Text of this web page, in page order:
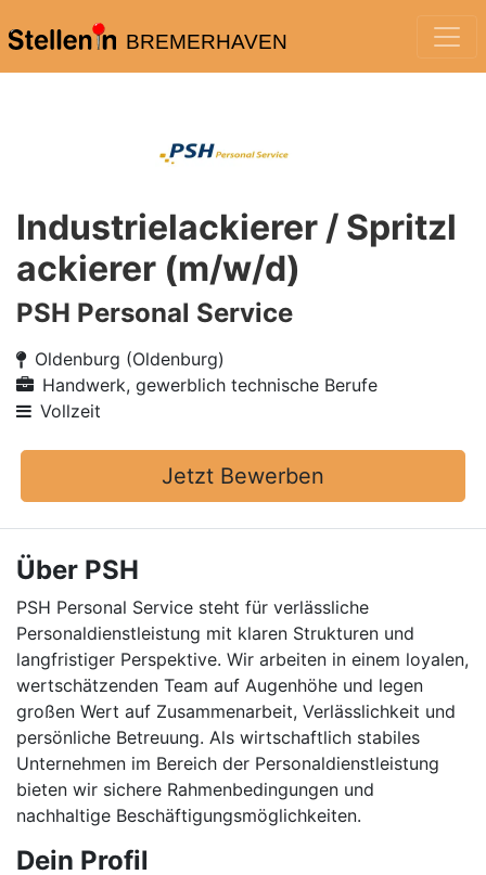
BREMERHAVEN
Industrielackierer / Spritzl
ackierer (m/w/d)
PSH Personal Service
Oldenburg (Oldenburg)
Handwerk, gewerblich technische Berufe
Vollzeit
Jetzt Bewerben
Über PSH
PSH Personal Service steht für verlässliche
Personaldienstleistung mit klaren Strukturen und
langfristiger Perspektive. Wir arbeiten in einem loyalen,
wertschätzenden Team auf Augenhöhe und legen
großen Wert auf Zusammenarbeit, Verlässlichkeit und
persönliche Betreuung. Als wirtschaftlich stabiles
Unternehmen im Bereich der Personaldienstleistung
bieten wir sichere Rahmenbedingungen und
nachhaltige Beschäftigungsmöglichkeiten.
Dein Profil